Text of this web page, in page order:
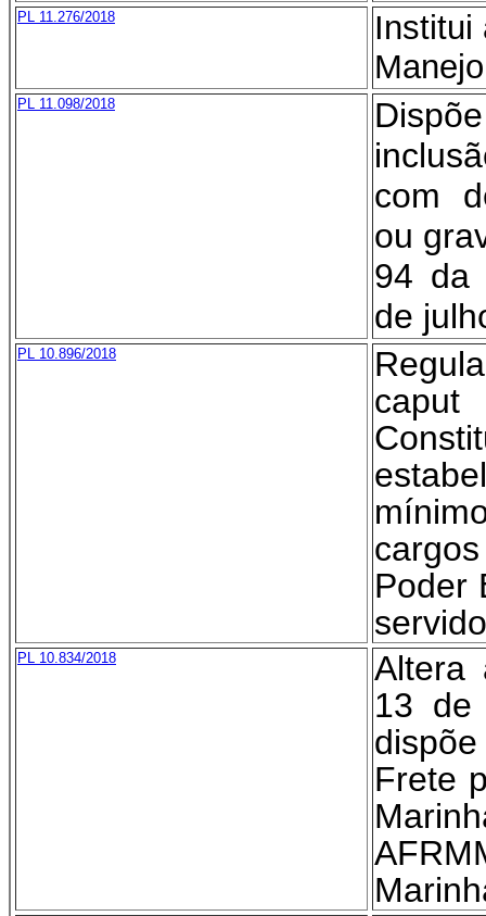
PL 11.276/2018
Institui
PL 11.098/2018
com
ou
94 da
de
PL 10.896/2018
Poder
PL 10.834/2018
Altera
13 de
Frete